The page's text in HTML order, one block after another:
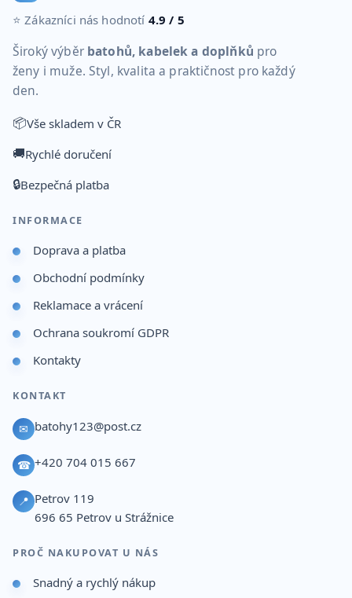
⭐ Zákazníci nás hodnotí 4.9 / 5
Široký výběr batohů, kabelek a doplňků pro
ženy i muže. Styl, kvalita a praktičnost pro každý
den.
📦Vše skladem v ČR
🚚Rychlé doručení
🔒Bezpečná platba
INFORMACE
Doprava a platba
Obchodní podmínky
Reklamace a vrácení
Ochrana soukromí GDPR
Kontakty
KONTAKT
✉ batohy123@post.cz
☎ +420 704 015 667
📍 Petrov 119
696 65 Petrov u Strážnice
PROČ NAKUPOVAT U NÁS
Snadný a rychlý nákup